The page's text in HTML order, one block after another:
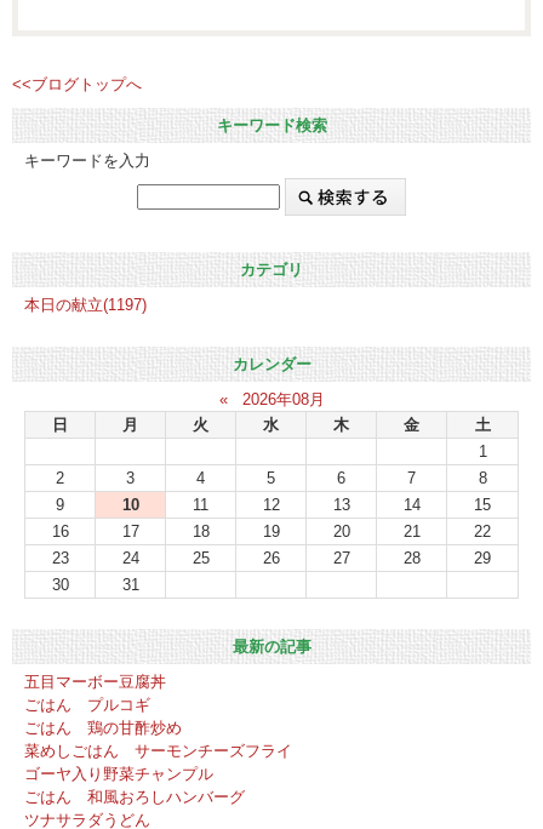
<<ブログトップへ
キーワード検索
キーワードを入力
カテゴリ
本日の献立(1197)
カレンダー
«
2026年08月
日
月 火 水 木 金
土
1
2
3 4 5 6 7
8
9
10 11 12 13 14
15
16
17 18 19 20 21
22
23
24 25 26 27 28
29
30
31
最新の記事
五目マーボー豆腐丼
ごはん プルコギ
ごはん 鶏の甘酢炒め
菜めしごはん サーモンチーズフライ
ゴーヤ入り野菜チャンプル
ごはん 和風おろしハンバーグ
ツナサラダうどん